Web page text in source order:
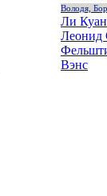
Володя,
Ли
Леонид
Вэнс